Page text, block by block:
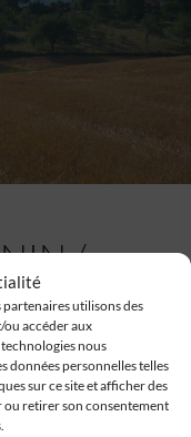
utilisons des
ou accéder aux
nous
données personnelles telles
sur ce site et afficher des
ou retirer son consentement
/
UN COMMENTAIRE
dans la vallée
de Bernin et Saint-